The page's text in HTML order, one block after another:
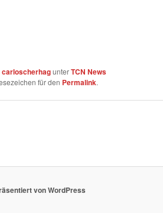
carloscherhagunterTCN News
für den Permalink.
von WordPress